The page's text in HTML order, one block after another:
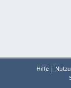
Hilfe |